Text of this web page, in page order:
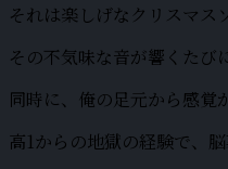
それは楽しげなクリスマス
その不気味な音が響くたび
同時に、俺の足元から感覚
高1からの地獄の経験で、